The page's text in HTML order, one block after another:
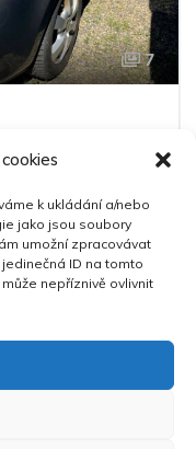
k ukládání a/nebo
jako jsou soubory
umožní zpracovávat
ID na tomto
nepříznivě ovlivnit
7
Benzín